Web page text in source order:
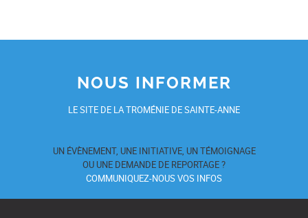
NOUS INFORMER
LE SITE DE LA TROMÉNIE DE SAINTE-ANNE
UN ÉVÈNEMENT, UNE INITIATIVE, UN TÉMOIGNAGE
OU UNE DEMANDE DE REPORTAGE ?
COMMUNIQUEZ-NOUS VOS INFOS